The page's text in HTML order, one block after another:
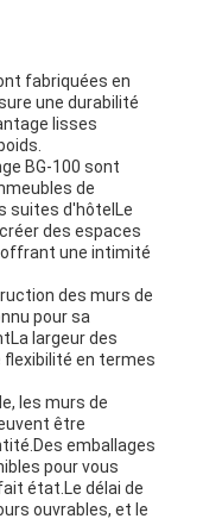
fabriquées en
une durabilité
lisses
BG-100 sont
de
suites d'hôtelLe
des espaces
offrant une intimité
des murs de
pour sa
largeur des
flexibilité en termes
les murs de
être
emballages
pour vous
état.Le délai de
ouvrables, et le